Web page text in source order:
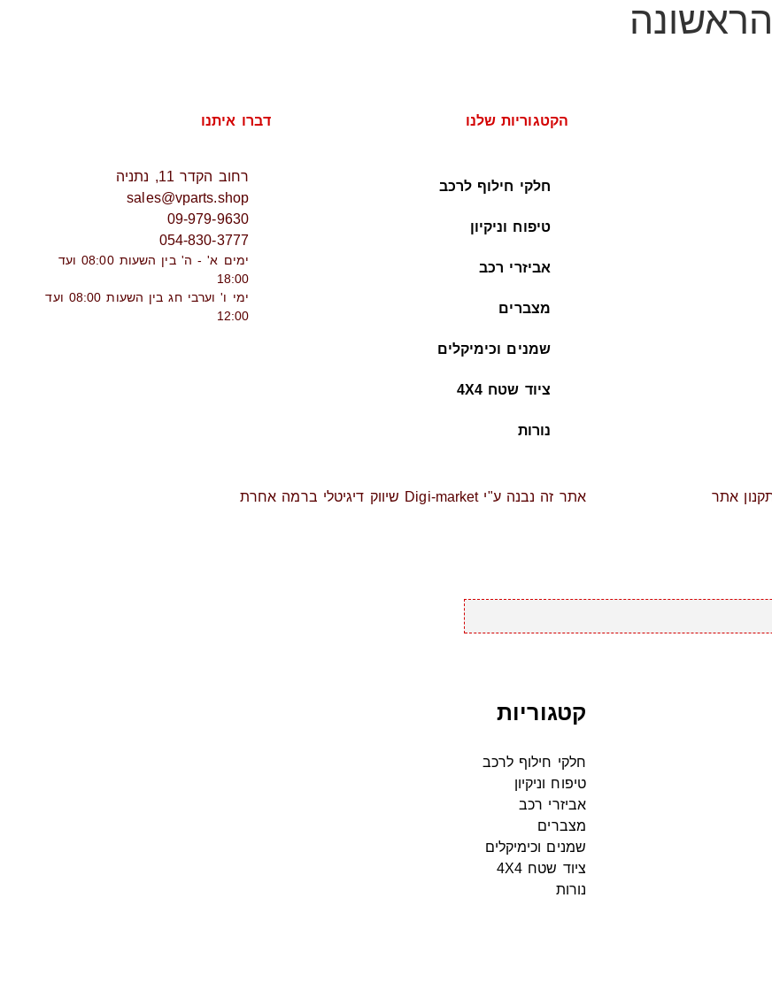
הראשונה
הקטגוריות שלנו
חלקי חילוף לרכב
טיפוח וניקיון
אביזרי רכב
מצברים
שמנים וכימיקלים
ציוד שטח 4X4
נורות
דברו איתנו
רחוב הקדר 11, נתניה
sales@vparts.shop
09-979-9630
054-830-3777
ימים א' - ה' בין השעות 08:00 ועד
18:00
ימי ו' וערבי חג בין השעות 08:00 ועד
12:00
אתר אתר זה נבנה ע"י Digi-market שיווק דיגיטלי ברמה אחרת
קטגוריות
חלקי חילוף לרכב
טיפוח וניקיון
אביזרי רכב
מצברים
שמנים וכימיקלים
ציוד שטח 4X4
נורות